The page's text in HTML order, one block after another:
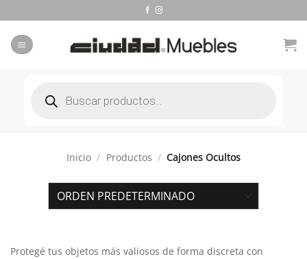
al
contenido
productos
Inicio / Productos / Cajones Ocultos
Protegé tus objetos más valiosos de forma discreta con